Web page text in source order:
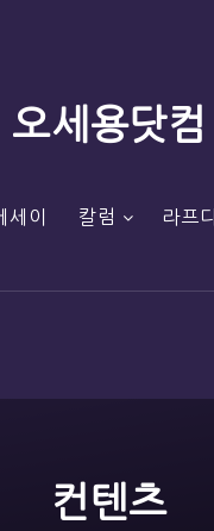
오세용닷컴
세이 칼럼 라프디
컨텐츠